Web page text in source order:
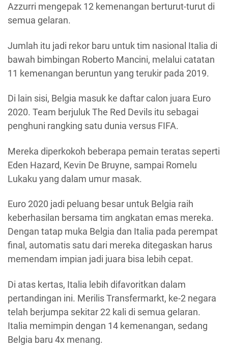
Azzurri mengepak 12 kemenangan berturut-turut di
semua gelaran.
Jumlah itu jadi rekor baru untuk tim nasional Italia di
bawah bimbingan Roberto Mancini, melalui catatan
11 kemenangan beruntun yang terukir pada 2019.
Di lain sisi, Belgia masuk ke daftar calon juara Euro
2020. Team berjuluk The Red Devils itu sebagai
penghuni rangking satu dunia versus FIFA.
Mereka diperkokoh beberapa pemain teratas seperti
Eden Hazard, Kevin De Bruyne, sampai Romelu
Lukaku yang dalam umur masak.
Euro 2020 jadi peluang besar untuk Belgia raih
keberhasilan bersama tim angkatan emas mereka.
Dengan tatap muka Belgia dan Italia pada perempat
final, automatis satu dari mereka ditegaskan harus
memendam impian jadi juara bisa lebih cepat.
Di atas kertas, Italia lebih difavoritkan dalam
pertandingan ini. Merilis Transfermarkt, ke-2 negara
telah berjumpa sekitar 22 kali di semua gelaran.
Italia memimpin dengan 14 kemenangan, sedang
Belgia baru 4x menang.